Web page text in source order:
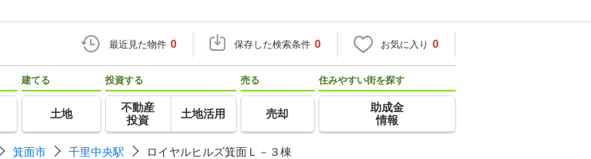
最近見た物件 0 保存した検索条件 0 お気に入り 0
建てる
土地
投資する
不動産
投資
土地活用
売る
売却
住みやすい街を探す
助成金
情報
箕面市 千里中央駅 ロイヤルヒルズ箕面Ｌ－３棟